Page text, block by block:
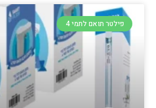
פילטר תואם לתמי 4